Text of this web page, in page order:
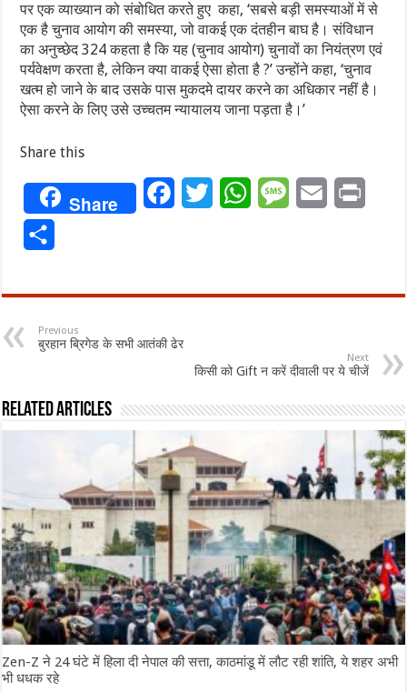
पर एक व्याख्यान को संबोधित करते हुए कहा, ‘सबसे बड़ी समस्याओं में से
एक है चुनाव आयोग की समस्या, जो वाकई एक दंतहीन बाघ है। संविधान
का अनुच्छेद 324 कहता है कि यह (चुनाव आयोग) चुनावों का नियंत्रण एवं
पर्यवेक्षण करता है, लेकिन क्या वाकई ऐसा होता है ?’ उन्होंने कहा, ‘चुनाव
खत्म हो जाने के बाद उसके पास मुकदमे दायर करने का अधिकार नहीं है।
ऐसा करने के लिए उसे उच्चतम न्यायालय जाना पड़ता है।’
Share this
Share FacebookTwitterWhatsAppMessageEmail
Previous
बुरहान ब्रिगेड के सभी आतंकी ढेर
Next
किसी को Gift न करें दीवाली पर ये चीजें
Related Articles
Zen-Z ने 24 घंटे में हिला दी नेपाल की सत्ता, काठमांडू में लौट रही शांति, ये शहर अभी
भी धधक रहे